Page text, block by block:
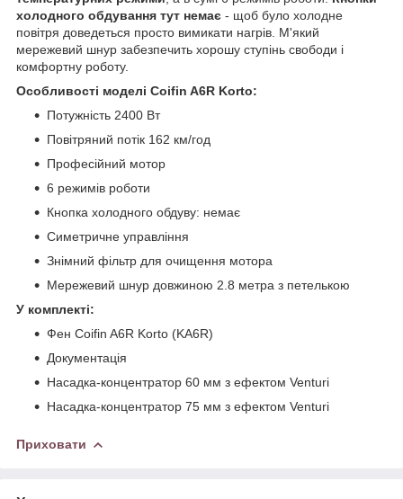
холодного обдування тут немає - щоб було холодне
повітря доведеться просто вимикати нагрів. М'який
мережевий шнур забезпечить хорошу ступінь свободи і
комфортну роботу.
Особливості моделі Сoifin A6R Korto:
Потужність 2400 Вт
Повітряний потік 162 км/год
Професійний мотор
6 режимів роботи
Кнопка холодного обдуву: немає
Симетричне управління
Знімний фільтр для очищення мотора
Мережевий шнур довжиною 2.8 метра з петелькою
У комплекті:
Фен Сoifin A6R Korto (KA6R)
Документація
Насадка-концентратор 60 мм з ефектом Venturi
Насадка-концентратор 75 мм з ефектом Venturi
Приховати